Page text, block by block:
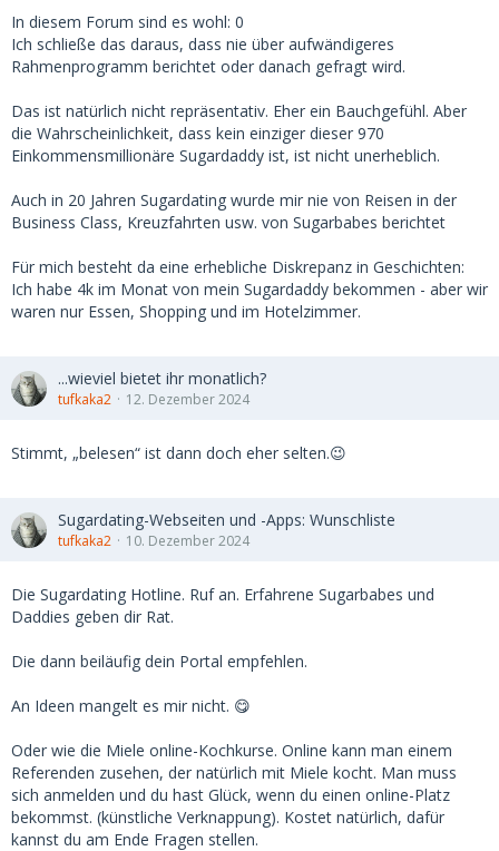
In diesem Forum sind es wohl: 0
Ich schließe das daraus, dass nie über aufwändigeres
Rahmenprogramm berichtet oder danach gefragt wird.
Das ist natürlich nicht repräsentativ. Eher ein Bauchgefühl. Aber
die Wahrscheinlichkeit, dass kein einziger dieser 970
Einkommensmillionäre Sugardaddy ist, ist nicht unerheblich.
Auch in 20 Jahren Sugardating wurde mir nie von Reisen in der
Business Class, Kreuzfahrten usw. von Sugarbabes berichtet
Für mich besteht da eine erhebliche Diskrepanz in Geschichten:
Ich habe 4k im Monat von mein Sugardaddy bekommen - aber wir
waren nur Essen, Shopping und im Hotelzimmer.
...wieviel bietet ihr monatlich?
tufkaka2 12. Dezember 2024
Stimmt, „belesen“ ist dann doch eher selten.😉
Sugardating-Webseiten und -Apps: Wunschliste
tufkaka2 10. Dezember 2024
Die Sugardating Hotline. Ruf an. Erfahrene Sugarbabes und
Daddies geben dir Rat.
Die dann beiläufig dein Portal empfehlen.
An Ideen mangelt es mir nicht. 😋
Oder wie die Miele online-Kochkurse. Online kann man einem
Referenden zusehen, der natürlich mit Miele kocht. Man muss
sich anmelden und du hast Glück, wenn du einen online-Platz
bekommst. (künstliche Verknappung). Kostet natürlich, dafür
kannst du am Ende Fragen stellen.